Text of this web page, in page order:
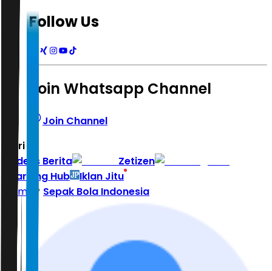
Follow Us
Join Whatsapp Channel
Join Channel
Hari ini
Indeks Berita
Zetizen
Learning Hub
Iklan Jitu
Home
Sepak Bola Indonesia